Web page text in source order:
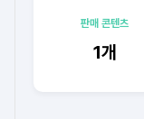
판매 콘텐츠
1개